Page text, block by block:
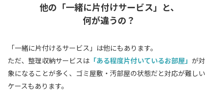
他の「一緒に片付けサービス」と、
何が違うの？
「一緒に片付けるサービス」は他にもあります。
ただ、整理収納サービスは 「ある程度片付いているお部屋」 が対
象になることが多く、ゴミ屋敷・汚部屋の状態だと対応が難しい
ケースもあります。